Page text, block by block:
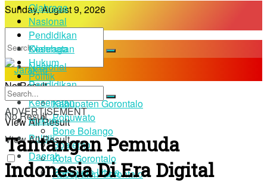
Sunday, August 9, 2026
No Result
View All Result
Olahraga
Nasional
Pendidikan
Kesehatan
Hukum
Politik
Daerah
Kabupaten Gorontalo
Pohuwato
Bone Bolango
Boalemo
Kota Gorontalo
Gorontalo Utara
Olahraga
Nasional
Pendidikan
Kesehatan
Hukum
Politik
Daerah
Kabupaten Gorontalo
No Result
View All Result
ADVERTISEMENT
Tantangan Pemuda
Indonesia Di Era Digital